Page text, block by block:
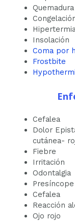
Insolación
Coma por
Frostbite
Cefalea
Dolor
cutánea-
Fiebre
Irritación
Odontalgia
Cefalea
Reacción
Ojo rojo